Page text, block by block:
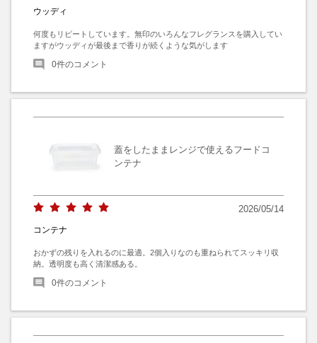
ウッディ
何度もリピートしています。無印のいろんなフレグランスを購入してい
ますがウッディが最後まで香りが続くような気がします
0件のコメント
蓋をしたままレンジで使えるフードコ
ンテナ
2026/05/14
コンテナ
おかずの残りを入れるのに最適。2個入りなのも重ねられてスッキリ収
納。透明度も高く清潔感ある。
0件のコメント